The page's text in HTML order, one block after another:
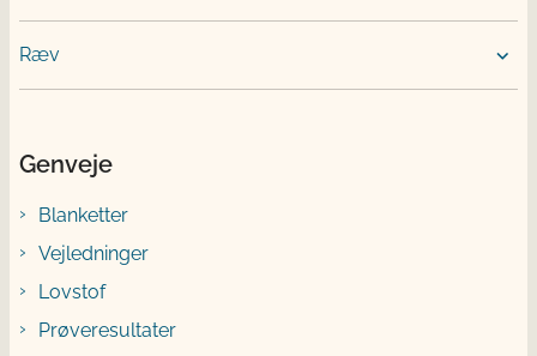
Ræv
Genveje
Blanketter
Vejledninger
Lovstof
Prøveresultater